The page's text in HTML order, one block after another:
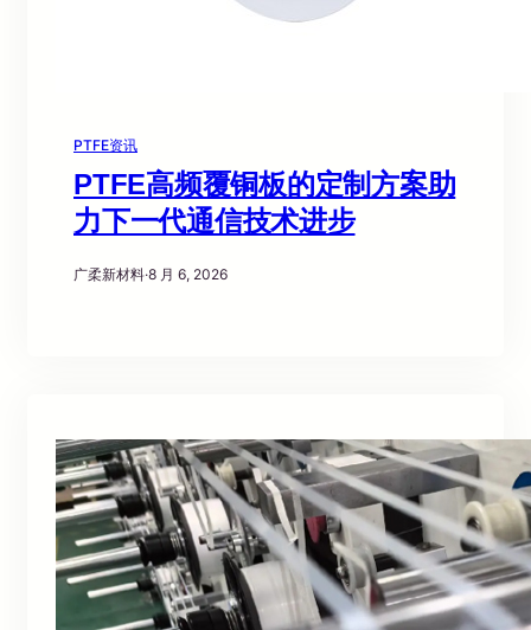
PTFE资讯
PTFE高频覆铜板的定制方案助
力下一代通信技术进步
广柔新材料·8 月 6, 2026